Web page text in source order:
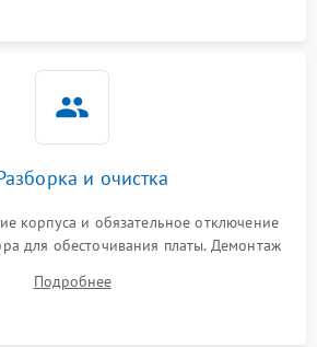
2000 ₽
2500 ₽
и очистка
корпуса и обязательное отключение
для обесточивания платы. Демонтаж
с кристаллов чипов.
Подробнее